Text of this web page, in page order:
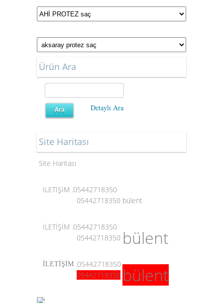
Ürün Ara
Detaylı Ara
Site Haritası
Site Haritası
İLETİŞİM .05442718350
05442718350 bülent
İLETİŞİM .05442718350
05442718350 bülent
İLETİŞİM .05442718350
05442718350 bülent